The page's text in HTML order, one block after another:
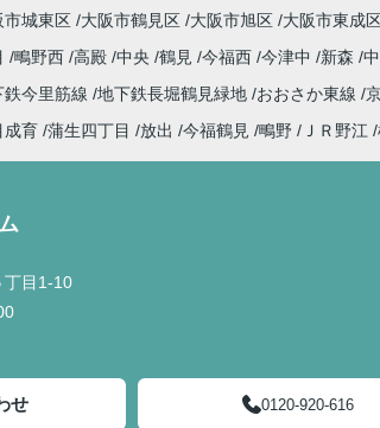
市城東区 大阪市鶴見区 大阪市旭区 大阪市東成
鴫野西 高殿 中央 鶴見 今福西 今津中 新森
鉄今里筋線 地下鉄長堀鶴見緑地 おおさか東線
成育 蒲生四丁目 放出 今福鶴見 鴫野 ＪＲ野江
丁目1-10
せ 0120-920-616